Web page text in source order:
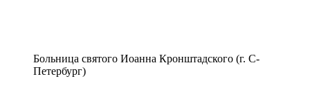
Больница святого Иоанна Кронштадского (г. С-
Петербург)